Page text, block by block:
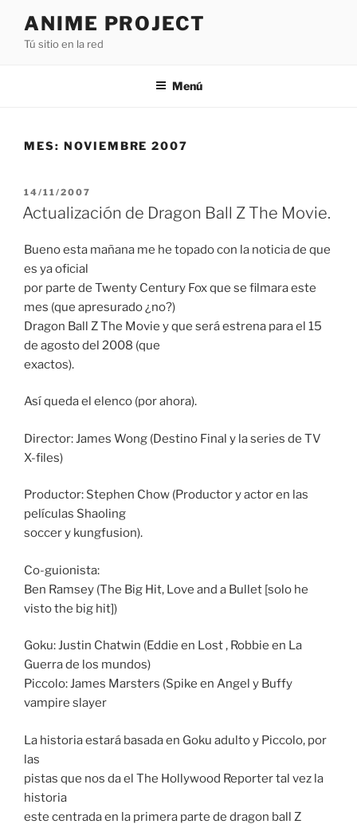
contenido
ANIME PROJECT
Tú sitio en la red
Menú
MES: NOVIEMBRE 2007
PUBLICADO
EL
14/11/2007
Actualización de Dragon Ball Z The Movie.
Bueno esta mañana me he topado con la noticia de que
es ya oficial
por parte de Twenty Century Fox que se filmara este
mes (que apresurado ¿no?)
Dragon Ball Z The Movie y que será estrena para el 15
de agosto del 2008 (que
exactos).
Así queda el elenco (por ahora).
Director: James Wong (Destino Final y la series de TV
X-files)
Productor: Stephen Chow (Productor y actor en las
películas Shaoling
soccer y kungfusion).
Co-guionista:
Ben Ramsey (The Big Hit, Love and a Bullet [solo he
visto the big hit])
Goku: Justin Chatwin (Eddie en Lost , Robbie en La
Guerra de los mundos)
Piccolo: James Marsters (Spike en Angel y Buffy
vampire slayer
La historia estará basada en Goku adulto y Piccolo, por
las
pistas que nos da el The Hollywood Reporter tal vez la
historia
este centrada en la primera parte de dragon ball Z